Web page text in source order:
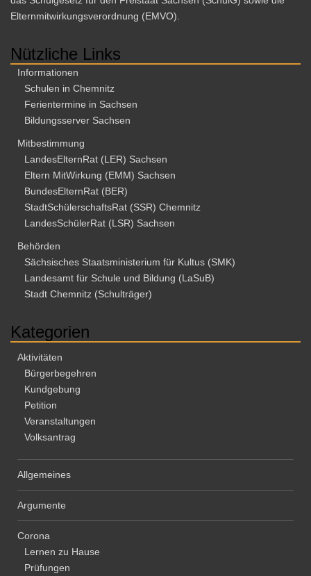
Elternmitwirkungsverordnung (EMVO).
Nützliche Links
Informationen
Schulen in Chemnitz
Ferientermine in Sachsen
Bildungsserver Sachsen
Mitbestimmung
LandesElternRat (LER) Sachsen
Eltern MitWirkung (EMM) Sachsen
BundesElternRat (BER)
StadtSchülerschaftsRat (SSR) Chemnitz
LandesSchülerRat (LSR) Sachsen
Behörden
Sächsisches Staatsministerium für Kultus (SMK)
Landesamt für Schule und Bildung (LaSuB)
Stadt Chemnitz (Schulträger)
Kategorien
Aktivitäten
Bürgerbegehren
Kundgebung
Petition
Veranstaltungen
Volksantrag
Allgemeines
Argumente
Corona
Lernen zu Hause
Prüfungen